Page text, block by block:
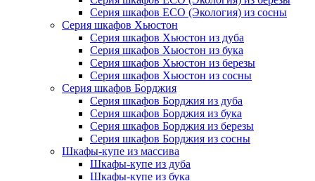
Серия шкафов ECO (Экология) из сосны
Серия шкафов Хьюстон
Серия шкафов Хьюстон из дуба
Серия шкафов Хьюстон из бука
Серия шкафов Хьюстон из березы
Серия шкафов Хьюстон из сосны
Серия шкафов Борджия
Серия шкафов Борджия из дуба
Серия шкафов Борджия из бука
Серия шкафов Борджия из березы
Серия шкафов Борджия из сосны
Шкафы-купе из массива
Шкафы-купе из дуба
Шкафы-купе из бука